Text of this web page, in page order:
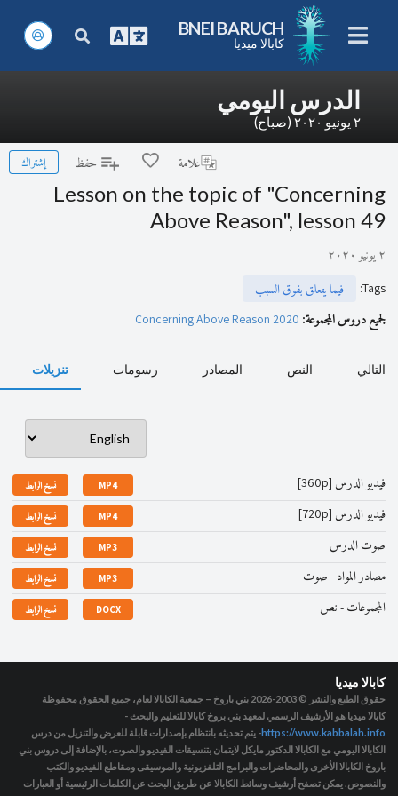
BNEI BARUCH
كابالا ميديا
الدرس اليومي
٢ يونيو ٢٠٢٠ (صباح)
علامة حفظ إشتراك
Lesson on the topic of "Concerning
Above Reason", lesson 49
٢ يونيو ٢٠٢٠
Tags
:
فيما يتعلق بفوق السبب
لجميع دروس المجموعة: Concerning Above Reason 2020
التالي النص المصادر رسومات تنزيلات
فيديو الدرس [360p] MP4 نسخ الرابط
فيديو الدرس [720p] MP4 نسخ الرابط
صوت الدرس MP3 نسخ الرابط
مصادر المواد - صوت MP3 نسخ الرابط
المجموعات - نص DOCX نسخ الرابط
كابالا ميديا
حقوق الطبع والنشر © 2003-2026
بني باروخ – جمعية الكابالا لعام، جميع الحقوق محفوظة
كابالا ميديا هو الأرشيف الرسمي لمعهد بني بروخ كابالا للتعليم والبحث -
https://www.kabbalah.info- يتم تحديثه بانتظام بإصدارات قابلة للعرض والتنزيل من درس
الكابالا اليومي مع الكابالا الدكتور مايكل لايتمان بتنسيقات الفيديو والصوت، بالإضافة إلى دروس بني
باروخ الكابالا الأخرى والمحاضرات والبرامج التلفزيونية والموسيقى ومقاطع الفيديو والكتب
والنصوص. يمكن تصفح أرشيف وسائط الكابالا عن طريق البحث عن الكلمات الرئيسية أو العبارات